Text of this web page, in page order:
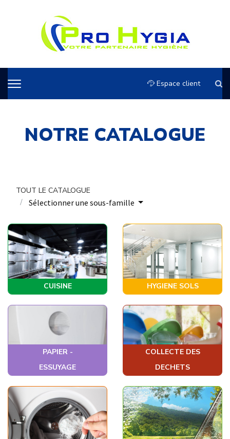
Espace client
NOTRE CATALOGUE
TOUT LE CATALOGUE
Sélectionner une sous-famille
CUISINE HYGIENE SOLS
PAPIER -
ESSUYAGE
COLLECTE DES
DECHETS